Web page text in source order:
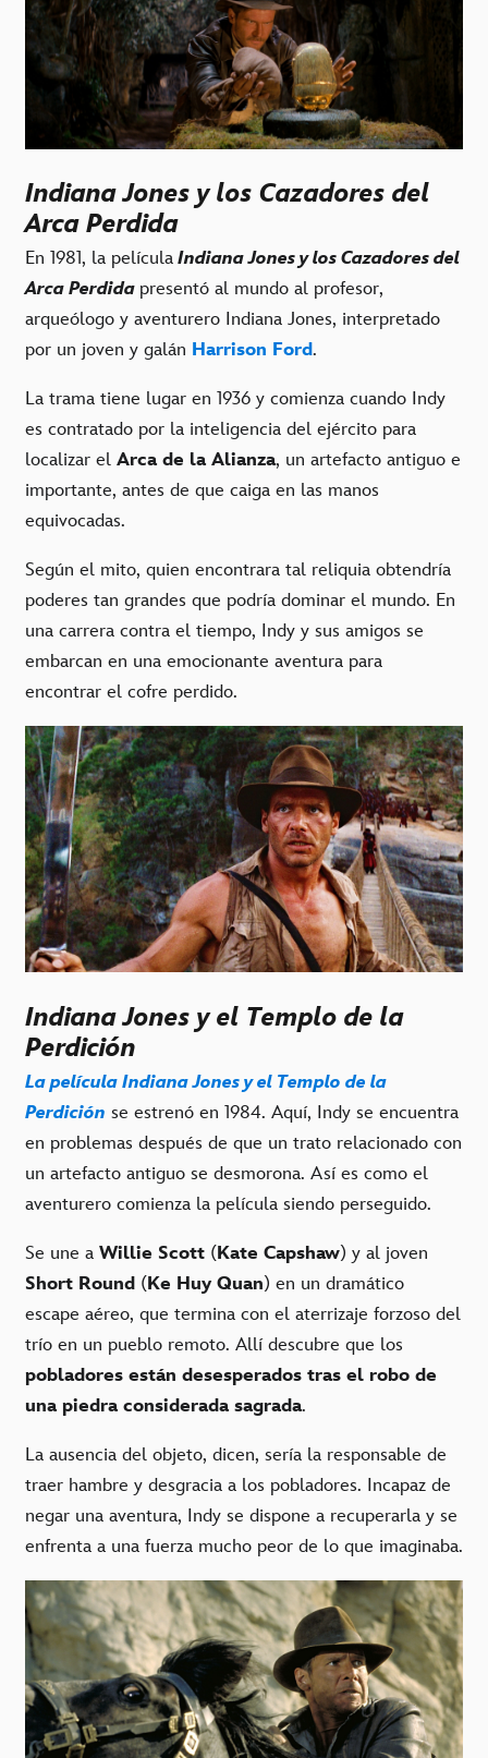
Indiana Jones y los Cazadores del
Arca Perdida
En 1981, la película Indiana Jones y los Cazadores del
Arca Perdida presentó al mundo al profesor,
arqueólogo y aventurero Indiana Jones, interpretado
por un joven y galán Harrison Ford.
La trama tiene lugar en 1936 y comienza cuando Indy
es contratado por la inteligencia del ejército para
localizar el Arca de la Alianza, un artefacto antiguo e
importante, antes de que caiga en las manos
equivocadas.
Según el mito, quien encontrara tal reliquia obtendría
poderes tan grandes que podría dominar el mundo. En
una carrera contra el tiempo, Indy y sus amigos se
embarcan en una emocionante aventura para
encontrar el cofre perdido.
Indiana Jones y el Templo de la
Perdición
La película Indiana Jones y el Templo de la
Perdición se estrenó en 1984. Aquí, Indy se encuentra
en problemas después de que un trato relacionado con
un artefacto antiguo se desmorona. Así es como el
aventurero comienza la película siendo perseguido.
Se une a Willie Scott (Kate Capshaw) y al joven
Short Round (Ke Huy Quan) en un dramático
escape aéreo, que termina con el aterrizaje forzoso del
trío en un pueblo remoto. Allí descubre que los
pobladores están desesperados tras el robo de
una piedra considerada sagrada.
La ausencia del objeto, dicen, sería la responsable de
traer hambre y desgracia a los pobladores. Incapaz de
negar una aventura, Indy se dispone a recuperarla y se
enfrenta a una fuerza mucho peor de lo que imaginaba.